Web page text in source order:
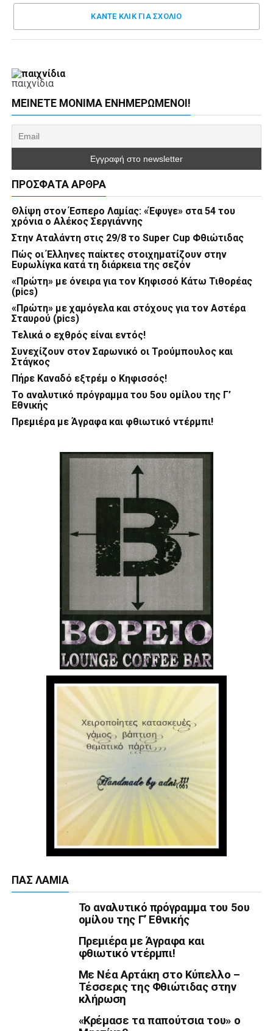
ΚΑΝΤΕ ΚΛΊΚ ΓΙΑ ΣΧΌΛΙΟ
παιχνίδια
ΜΕΊΝΕΤΕ ΜΌΝΙΜΑ ΕΝΗΜΕΡΏΜΕΝΟΙ!
ΠΡΌΣΦΑΤΑ ΆΡΘΡΑ
Θλίψη στον Έσπερο Λαμίας: «Έφυγε» στα 54 του
χρόνια ο Αλέκος Σεργιάννης
Στην Αταλάντη στις 29/8 το Super Cup Φθιώτιδας
Πώς οι Έλληνες παίκτες στοιχηματίζουν στην
Ευρωλίγκα κατά τη διάρκεια της σεζόν
«Πρώτη» με όνειρα για τον Κηφισσό Κάτω Τιθορέας
(pics)
«Πρώτη» με χαμόγελα και στόχους για τον Αστέρα
Σταυρού (pics)
Τελικά ο εχθρός είναι εντός!
Συνεχίζουν στον Σαρωνικό οι Τρούμπουλος και
Στάγκος
Πήρε Καναδό εξτρέμ ο Κηφισσός!
Το αναλυτικό πρόγραμμα του 5ου ομίλου της Γ’
Εθνικής
Πρεμιέρα με Άγραφα και φθιωτικό ντέρμπι!
ΠΑΣ ΛΑΜΊΑ
Το αναλυτικό πρόγραμμα του 5ου
ομίλου της Γ’ Εθνικής
Πρεμιέρα με Άγραφα και
φθιωτικό ντέρμπι!
Με Νέα Αρτάκη στο Κύπελλο –
Τέσσερις της Φθιώτιδας στην
κλήρωση
«Κρέμασε τα παπούτσια του» ο